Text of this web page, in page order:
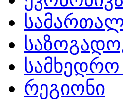
სამხედრო
რეგიონი